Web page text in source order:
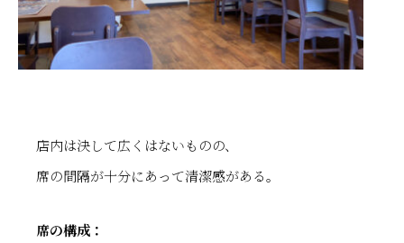
店内は決して広くはないものの、
席の間隔が十分にあって清潔感がある。
席の構成：